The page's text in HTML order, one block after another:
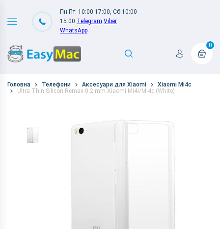
Пн-Пт: 10:00-17:00, Сб:10:00-
15:00 Telegram Viber
WhatsApp
0
Головна Телефони Аксесуари для Xiaomi
Xiaomi Mi4c
Ultra Thin Silicon Remax 0.2 mm Xiaomi Mi4i/Mi4c (White)